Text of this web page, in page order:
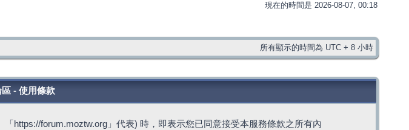
現在的時間是 2026-08-07, 00:18
所有顯示的時間為 UTC + 8 小時
- 使用條款
https://forum.moztw.org」代表) 時，即表示您已同意接受本服務條款之所有內